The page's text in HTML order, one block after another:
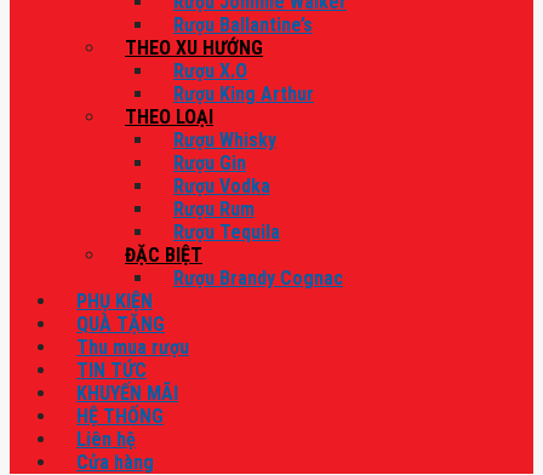
Rượu Ballantine’s
THEO XU HƯỚNG
Rượu X.O
Rượu King Arthur
THEO LOẠI
Rượu Whisky
Rượu Gin
Rượu Vodka
Rượu Rum
Rượu Tequila
ĐẶC BIỆT
Rượu Brandy Cognac
PHỤ KIỆN
QUÀ TẶNG
Thu mua rượu
TIN TỨC
KHUYẾN MÃI
HỆ THỐNG
Liên hệ
Cửa hàng